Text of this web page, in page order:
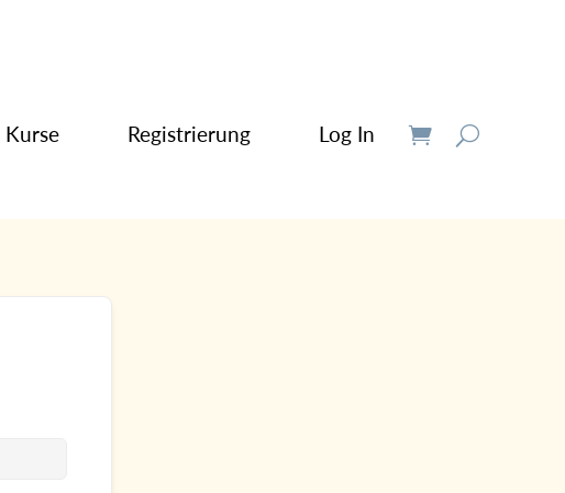
Kurse Registrierung Log In